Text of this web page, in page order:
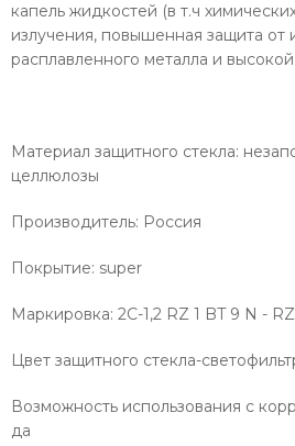
капель жидкостей (в т.ч
излучения, повышенная защита от
расплавленного металла и
Материал защитного стекла:
целлюлозы
Производитель: Россия
Покрытие: super
Маркировка: 2С-1,2 RZ 1 BT 9 N -
Цвет защитного стекла-
Возможность использования с
да